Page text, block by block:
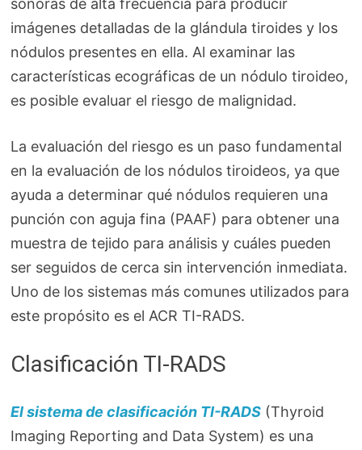
imágenes detalladas de la glándula tiroides y los
nódulos presentes en ella. Al examinar las
características ecográficas de un nódulo tiroideo,
es posible evaluar el riesgo de malignidad.
La evaluación del riesgo es un paso fundamental
en la evaluación de los nódulos tiroideos, ya que
ayuda a determinar qué nódulos requieren una
punción con aguja fina (PAAF) para obtener una
muestra de tejido para análisis y cuáles pueden
ser seguidos de cerca sin intervención inmediata.
Uno de los sistemas más comunes utilizados para
este propósito es el ACR TI-RADS.
Clasificación TI-RADS
El sistema de clasificación TI-RADS (Thyroid
Imaging Reporting and Data System) es una